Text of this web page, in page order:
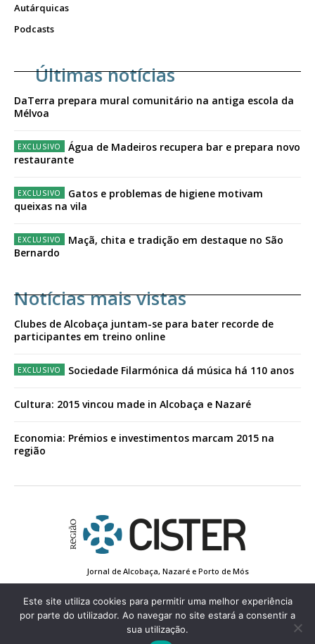
Autárquicas
Podcasts
Últimas notícias
DaTerra prepara mural comunitário na antiga escola da
Mélvoa
Água de Madeiros recupera bar e prepara novo
restaurante
Gatos e problemas de higiene motivam
queixas na vila
Maçã, chita e tradição em destaque no São
Bernardo
Notícias mais vistas
Clubes de Alcobaça juntam-se para bater recorde de
participantes em treino online
Sociedade Filarmónica dá música há 110 anos
Cultura: 2015 vincou made in Alcobaça e Nazaré
Economia: Prémios e investimentos marcam 2015 na
região
Jornal de Alcobaça, Nazaré e Porto de Mós
Estatuto Editorial
Contactos
Política de Privacidade
Conta de Registo
Edição Impressa
© 2022 Região de Cister - Todos os direitos reservados.
Este site utiliza cookies para permitir uma melhor experiência
por parte do utilizador. Ao navegar no site estará a consentir a
sua utilização.